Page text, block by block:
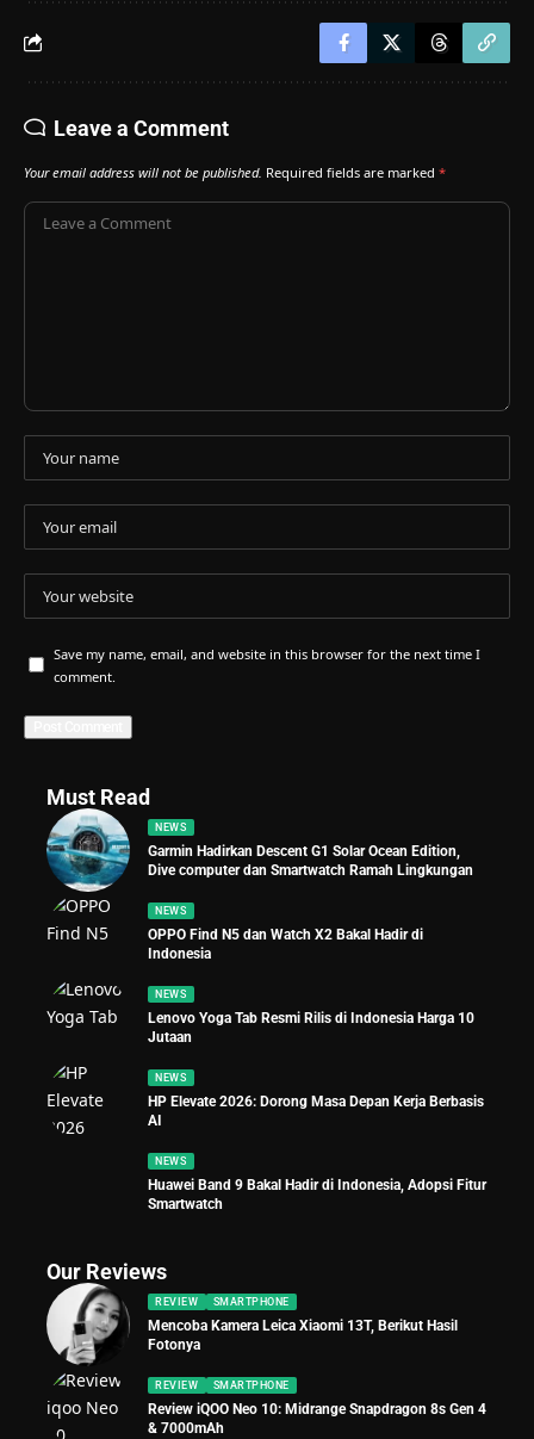
Leave a Comment
Your email address will not be published. Required fields are marked *
Save my name, email, and website in this browser for the next time I
comment.
Must Read
NEWS
Garmin Hadirkan Descent G1 Solar Ocean Edition,
Dive computer dan Smartwatch Ramah Lingkungan
NEWS
OPPO Find N5 dan Watch X2 Bakal Hadir di
Indonesia
NEWS
Lenovo Yoga Tab Resmi Rilis di Indonesia Harga 10
Jutaan
NEWS
HP Elevate 2026: Dorong Masa Depan Kerja Berbasis
AI
NEWS
Huawei Band 9 Bakal Hadir di Indonesia, Adopsi Fitur
Smartwatch
Our Reviews
REVIEW SMARTPHONE
Mencoba Kamera Leica Xiaomi 13T, Berikut Hasil
Fotonya
REVIEW SMARTPHONE
Review iQOO Neo 10: Midrange Snapdragon 8s Gen 4
& 7000mAh